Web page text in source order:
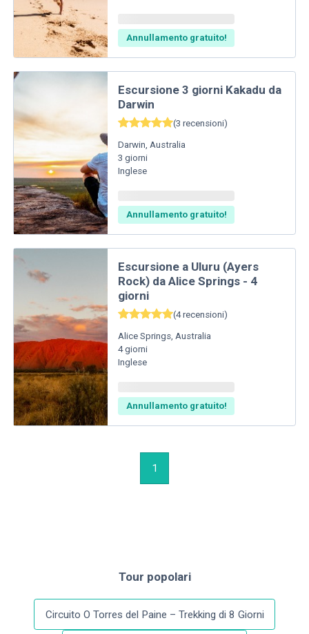
Annullamento gratuito!
Escursione 3 giorni Kakadu da
Darwin
(3 recensioni)
Darwin Australia
3 giorni
Inglese
Annullamento gratuito!
Escursione a Uluru (Ayers
Rock) da Alice Springs - 4
giorni
(4 recensioni)
Alice Springs Australia
4 giorni
Inglese
Annullamento gratuito!
1
Tour popolari
Circuito O Torres del Paine – Trekking di 8 Giorni